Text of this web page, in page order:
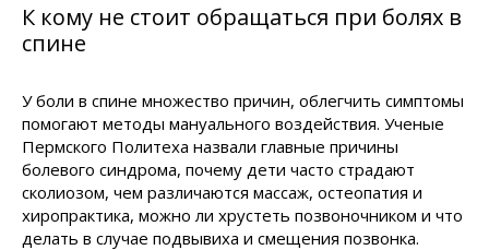
К кому не стоит обращаться при болях в
спине
У боли в спине множество причин, облегчить симптомы
помогают методы мануального воздействия. Ученые
Пермского Политеха назвали главные причины
болевого синдрома, почему дети часто страдают
сколиозом, чем различаются массаж, остеопатия и
хиропрактика, можно ли хрустеть позвоночником и что
делать в случае подвывиха и смещения позвонка.